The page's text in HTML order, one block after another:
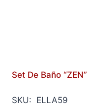
Set De Baño “ZEN”
SKU: ELLA59